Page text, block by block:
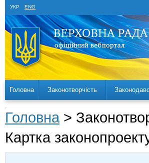
УКР ENG
Головна Законотворчість
Головна >
Картка